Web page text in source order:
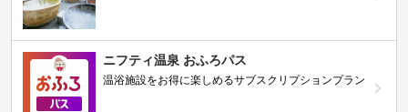
ニフティ温泉 おふろパス
温浴施設をお得に楽しめるサブスクリプションプラン